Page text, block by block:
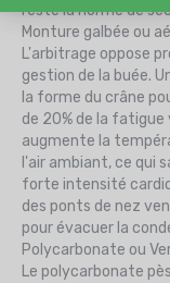
reste la norme de
Monture galbée ou
L'arbitrage oppose
gestion de la buée.
la forme du crâne
de 20% de la
augmente la
l'air ambiant, ce qui
forte intensité
des ponts de nez
pour évacuer la
Polycarbonate ou
Le polycarbonate